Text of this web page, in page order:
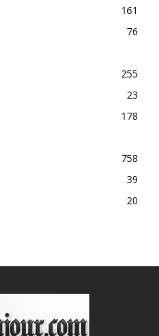
161
76
255
23
178
758
39
20